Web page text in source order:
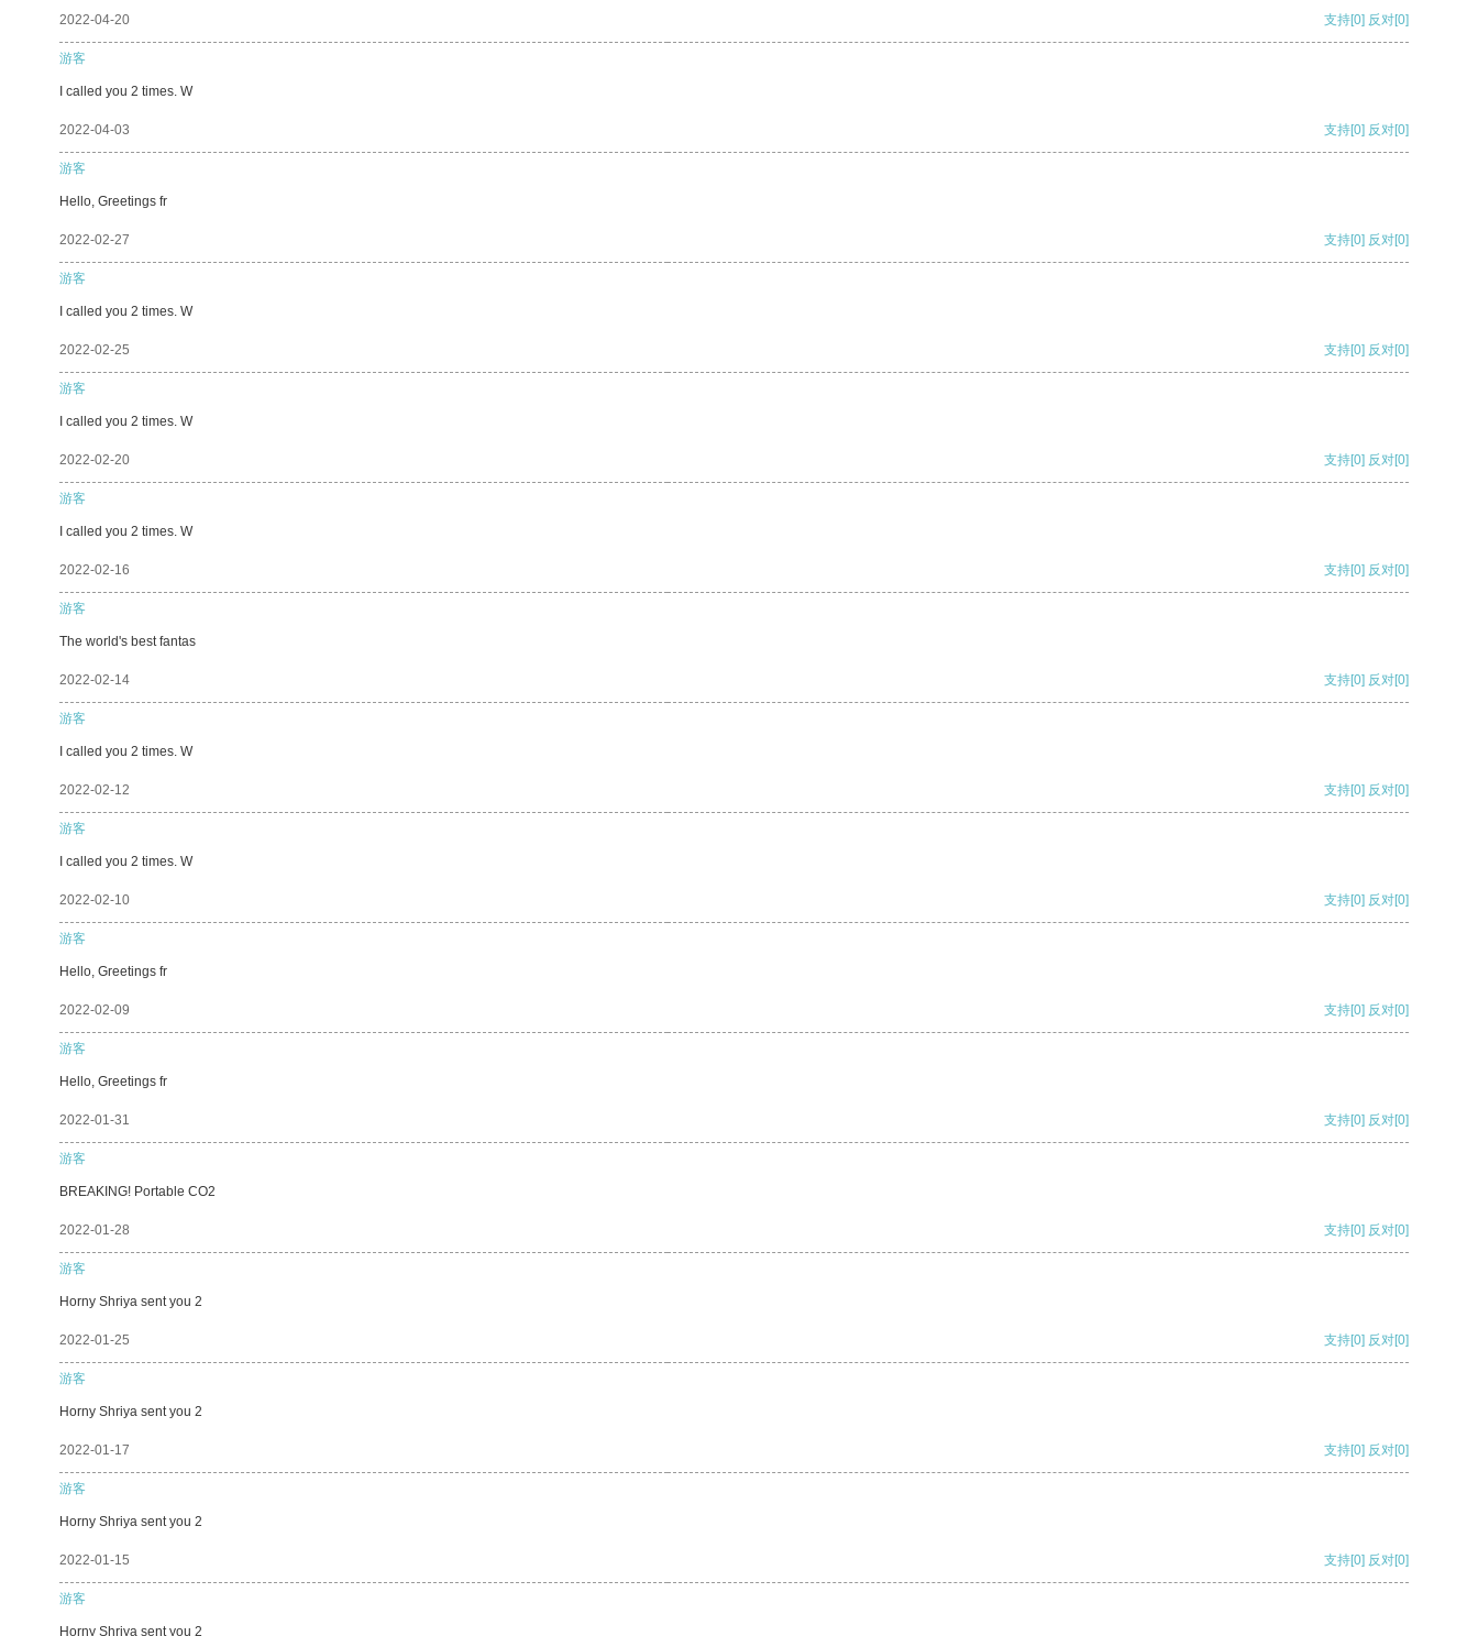
2022-04-20 支持[0] 反对[0]
游客
I called you 2 times. W
2022-04-03 支持[0] 反对[0]
游客
Hello, Greetings fr
2022-02-27 支持[0] 反对[0]
游客
I called you 2 times. W
2022-02-25 支持[0] 反对[0]
游客
I called you 2 times. W
2022-02-20 支持[0] 反对[0]
游客
I called you 2 times. W
2022-02-16 支持[0] 反对[0]
游客
The world's best fantas
2022-02-14 支持[0] 反对[0]
游客
I called you 2 times. W
2022-02-12 支持[0] 反对[0]
游客
I called you 2 times. W
2022-02-10 支持[0] 反对[0]
游客
Hello, Greetings fr
2022-02-09 支持[0] 反对[0]
游客
Hello, Greetings fr
2022-01-31 支持[0] 反对[0]
游客
BREAKING! Portable CO2
2022-01-28 支持[0] 反对[0]
游客
Horny Shriya sent you 2
2022-01-25 支持[0] 反对[0]
游客
Horny Shriya sent you 2
2022-01-17 支持[0] 反对[0]
游客
Horny Shriya sent you 2
2022-01-15 支持[0] 反对[0]
游客
Horny Shriya sent you 2